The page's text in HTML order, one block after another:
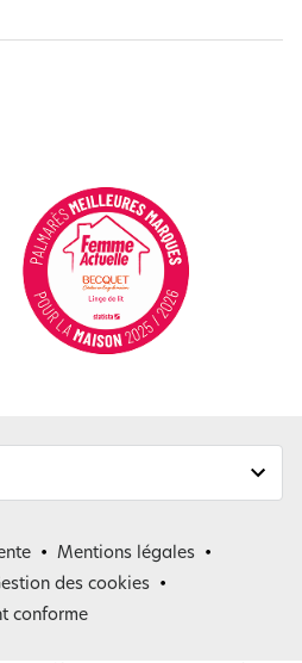
Mentions légales
des cookies
conforme